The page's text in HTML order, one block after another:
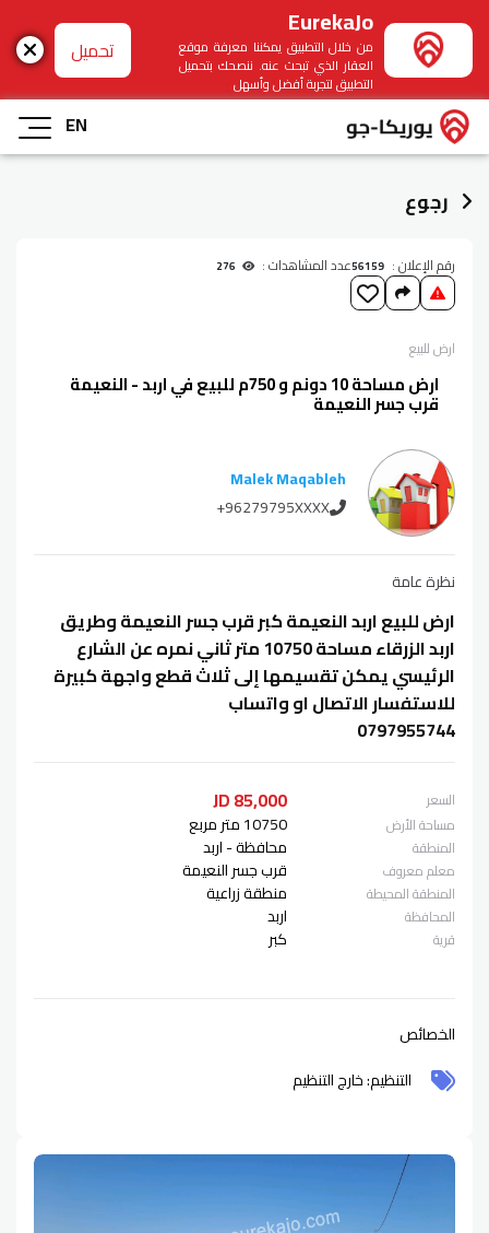
EurekaJo
من خلال التطبيق يمكننا معرفة موقع
العقار الذي تبحث عنه. ننصحك بتحميل
التطبيق لتجربة أفضل وأسهل
تحميل
EN
رجوع
رقم الإعلان : 56159عدد المشاهدات :
ارضللبيع
ارض مساحة 10 دونم و 750م للبيع في اربد - النعيمة
قرب جسر النعيمة
Malek Maqableh
+96279795XXXX
نظرة عامة
ارض للبيع اربد النعيمة كبر قرب جسر النعيمة وطريق
اربد الزرقاء مساحة 10750 متر ثاني نمره عن الشارع
الرئيسي يمكن تقسيمها إلى ثلاث قطع واجهة كبيرة
للاستفسار الاتصال او واتساب
0797955744
السعر 85,000 JD
مساحة الأرض 10750 متر مربع
المنطقة محافظة - اربد
معلم معروف قرب جسر النعيمة
المنطقة المحيطة منطقة زراعية
المحافظة اربد
قرية كبر
الخصائص
التنظيم: خارج التنظيم